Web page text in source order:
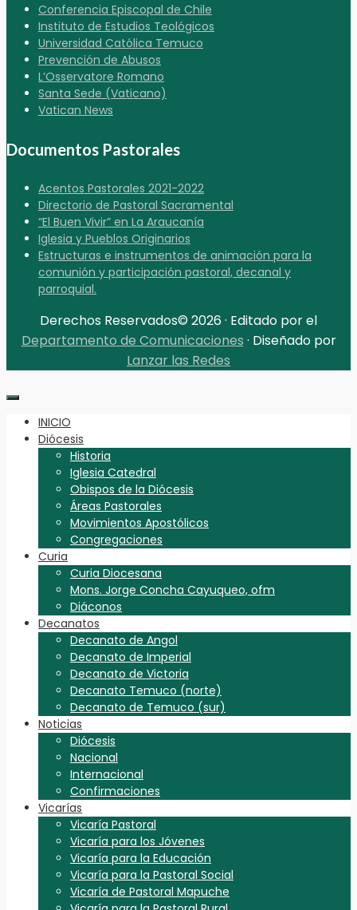
Conferencia Episcopal de Chile
Instituto de Estudios Teológicos
Universidad Católica Temuco
Prevención de Abusos
L’Osservatore Romano
Santa Sede (Vaticano)
Vatican News
Documentos Pastorales
Acentos Pastorales 2021-2022
Directorio de Pastoral Sacramental
“El Buen Vivir” en La Araucanía
Iglesia y Pueblos Originarios
Estructuras e instrumentos de animación para la
comunión y participación pastoral, decanal y
parroquial.
Derechos Reservados© 2026 · Editado por el
Departamento de Comunicaciones · Diseñado por
Lanzar las Redes
INICIO
Diócesis
Historia
Iglesia Catedral
Obispos de la Diócesis
Áreas Pastorales
Movimientos Apostólicos
Congregaciones
Curia
Curia Diocesana
Mons. Jorge Concha Cayuqueo, ofm
Diáconos
Decanatos
Decanato de Angol
Decanato de Imperial
Decanato de Victoria
Decanato Temuco (norte)
Decanato de Temuco (sur)
Noticias
Diócesis
Nacional
Internacional
Confirmaciones
Vicarías
Vicaría Pastoral
Vicaría para los Jóvenes
Vicaría para la Educación
Vicaría para la Pastoral Social
Vicaría de Pastoral Mapuche